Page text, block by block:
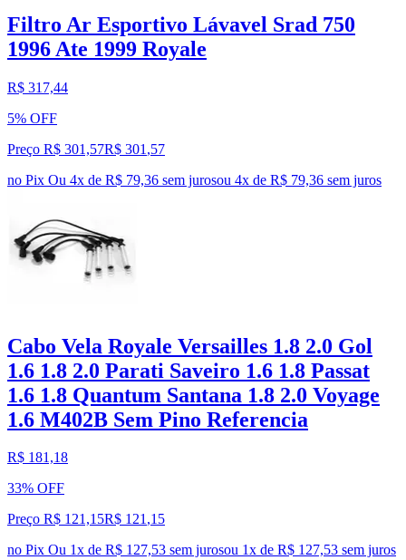
Filtro Ar Esportivo Lávavel Srad 750
1996 Ate 1999 Royale
R$ 317,44
5% OFF
Preço R$ 301,57R$ 301 ,57
no Pix Ou 4x de R$ 79,36 sem jurosou 4x de R$ 79,36 sem juros
Cabo Vela Royale Versailles 1.8 2.0 Gol
1.6 1.8 2.0 Parati Saveiro 1.6 1.8 Passat
1.6 1.8 Quantum Santana 1.8 2.0 Voyage
1.6 M402B Sem Pino Referencia
R$ 181,18
33% OFF
Preço R$ 121,15R$ 121,15
no Pix Ou 1x de R$ 127,53 sem jurosou 1x de R$ 127,53 sem juros